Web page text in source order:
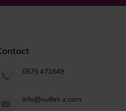
0575 471649
info@outlet-z.com